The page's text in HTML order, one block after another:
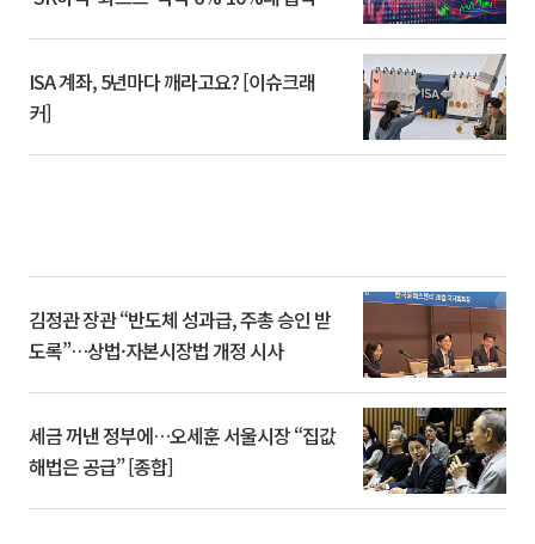
ISA 계좌, 5년마다 깨라고요? [이슈크래
커]
김정관 장관 “반도체 성과급, 주총 승인 받
도록”…상법·자본시장법 개정 시사
세금 꺼낸 정부에…오세훈 서울시장 “집값
해법은 공급” [종합]